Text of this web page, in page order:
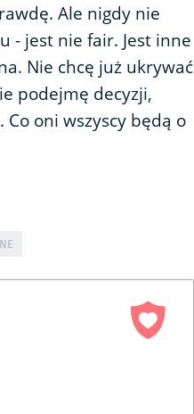
Ale nigdy nie
- jest nie fair. Jest inne
Nie chcę już ukrywać
podejmę decyzji,
oni wszyscy będą o